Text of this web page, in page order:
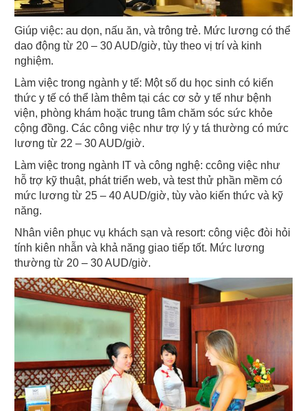
Giúp việc: au dọn, nấu ăn, và trông trẻ. Mức lương có thể
dao động từ 20 – 30 AUD/giờ, tùy theo vị trí và kinh
nghiệm.
Làm việc trong ngành y tế: Một số du học sinh có kiến
thức y tế có thể làm thêm tại các cơ sở y tế như bệnh
viện, phòng khám hoặc trung tâm chăm sóc sức khỏe
cộng đồng. Các công việc như trợ lý y tá thường có mức
lương từ 22 – 30 AUD/giờ.
Làm việc trong ngành IT và công nghệ: ccông việc như
hỗ trợ kỹ thuật, phát triển web, và test thử phần mềm có
mức lương từ 25 – 40 AUD/giờ, tùy vào kiến thức và kỹ
năng.
Nhân viên phục vụ khách sạn và resort: công việc đòi hỏi
tính kiên nhẫn và khả năng giao tiếp tốt. Mức lương
thường từ 20 – 30 AUD/giờ.